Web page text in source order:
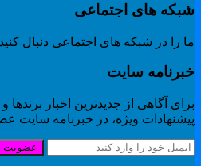
های اجتماعی
را در شبکه های اجتماعی دنبال کنید
سایت
آگاهی از جدیدترین اخبار برندها و
ویژه، در خبرنامه سایت
عضویت